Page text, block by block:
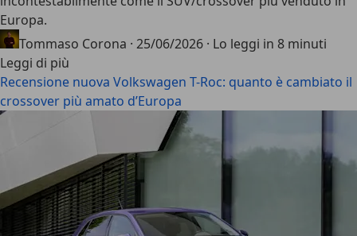
Europa.
Tommaso Corona · 25/06/2026 · Lo leggi in 8 minuti
Leggi di più
Recensione nuova Volkswagen T-Roc: quanto è cambiato il
crossover più amato d’Europa